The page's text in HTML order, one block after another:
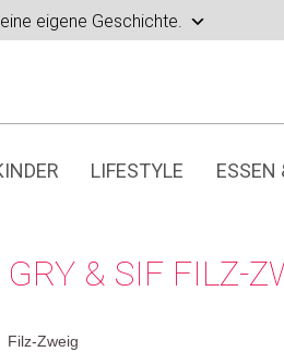
eigene Geschichte.
LIFESTYLE ESSEN
GRY & SIF FILZ-
Filz-Zweig